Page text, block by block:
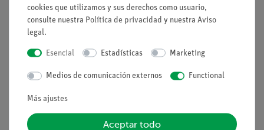
protocolo
Enseñanza orientada al futuro: Integración en las
lecciones de ciencia digital con tabletas
Aumento de la motivación de los estudiantes mediante
Aumento de la competencia de los medios de
Tareas
cookies que utilizamos y sus derechos como usuario,
consulte nuestra Política de privacidad y nuestra Aviso
legal.
Esencial Estadísticas Marketing
Medios de comunicación externos Functional
Más ajustes
Aceptar todo